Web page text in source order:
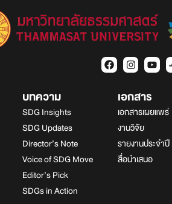
บทความ
SDG Insights
SDG Updates
Director’s Note
Voice of SDG Move
Editor’s Pick
SDGs in Action
เอกสาร
เอกสารเผยแพร่
งานวิจัย
รายงานประจำปี
สื่อนำเสนอ